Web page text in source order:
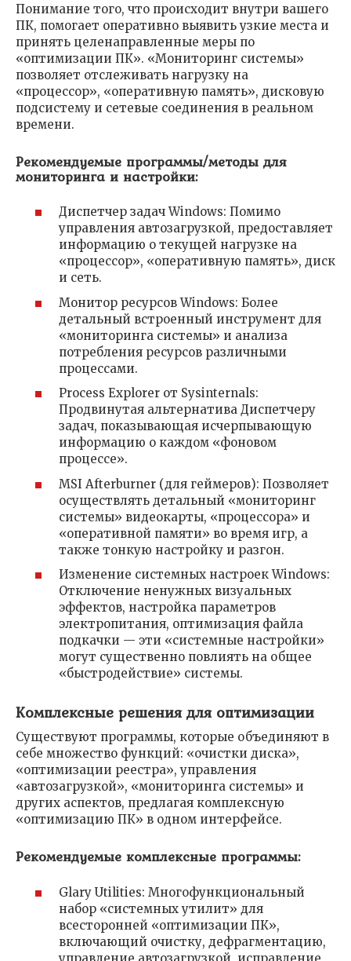
Понимание того, что происходит внутри вашего
ПК, помогает оперативно выявить узкие места и
принять целенаправленные меры по
«оптимизации ПК». «Мониторинг системы»
позволяет отслеживать нагрузку на
«процессор», «оперативную память», дисковую
подсистему и сетевые соединения в реальном
времени.
Рекомендуемые программы/методы для
мониторинга и настройки:
Диспетчер задач Windows: Помимо
управления автозагрузкой, предоставляет
информацию о текущей нагрузке на
«процессор», «оперативную память», диск
и сеть.
Монитор ресурсов Windows: Более
детальный встроенный инструмент для
«мониторинга системы» и анализа
потребления ресурсов различными
процессами.
Process Explorer от Sysinternals:
Продвинутая альтернатива Диспетчеру
задач, показывающая исчерпывающую
информацию о каждом «фоновом
процессе».
MSI Afterburner (для геймеров): Позволяет
осуществлять детальный «мониторинг
системы» видеокарты, «процессора» и
«оперативной памяти» во время игр, а
также тонкую настройку и разгон.
Изменение системных настроек Windows:
Отключение ненужных визуальных
эффектов, настройка параметров
электропитания, оптимизация файла
подкачки — эти «системные настройки»
могут существенно повлиять на общее
«быстродействие» системы.
Комплексные решения для оптимизации
Существуют программы, которые объединяют в
себе множество функций: «очистки диска»,
«оптимизации реестра», управления
«автозагрузкой», «мониторинга системы» и
других аспектов, предлагая комплексную
«оптимизацию ПК» в одном интерфейсе.
Рекомендуемые комплексные программы:
Glary Utilities: Многофункциональный
набор «системных утилит» для
всесторонней «оптимизации ПК»,
включающий очистку, дефрагментацию,
управление автозагрузкой, исправление